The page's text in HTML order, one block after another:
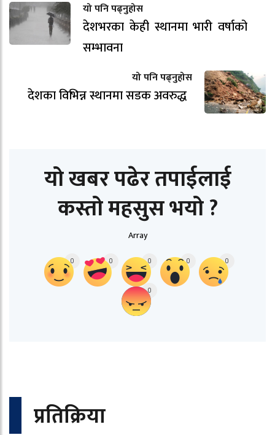
यो पनि पढ्नुहोस
देशभरका केही स्थानमा भारी वर्षाको
सम्भावना
यो पनि पढ्नुहोस
देशका विभिन्न स्थानमा सडक अवरुद्ध
यो खबर पढेर तपाईलाई
कस्तो महसुस भयो ?
Array
0 0 0 0 0
0
प्रतिक्रिया